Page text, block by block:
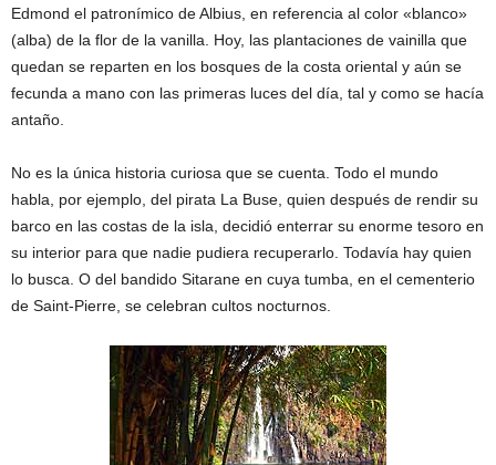
Edmond el patronímico de Albius, en referencia al color «blanco»
(alba) de la flor de la vanilla. Hoy, las plantaciones de vainilla que
quedan se reparten en los bosques de la costa oriental y aún se
fecunda a mano con las primeras luces del día, tal y como se hacía
antaño.
No es la única historia curiosa que se cuenta. Todo el mundo
habla, por ejemplo, del pirata La Buse, quien después de rendir su
barco en las costas de la isla, decidió enterrar su enorme tesoro en
su interior para que nadie pudiera recuperarlo. Todavía hay quien
lo busca. O del bandido Sitarane en cuya tumba, en el cementerio
de Saint-Pierre, se celebran cultos nocturnos.